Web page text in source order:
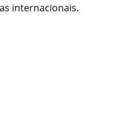
internacionais.